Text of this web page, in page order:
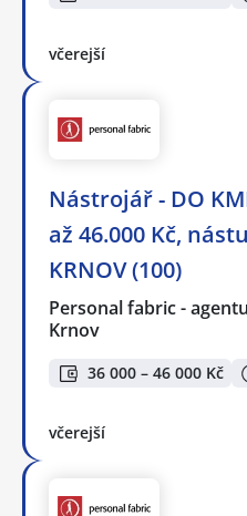
včerejší
Nástrojář - DO
až 46.000 Kč,
KRNOV (100)
Personal fabric -
Krnov
36 000 – 46 000 Kč
včerejší